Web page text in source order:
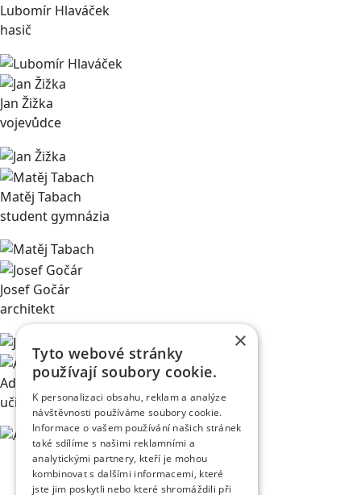
Lubomír Hlaváček
hasič
Jan Žižka
vojevůdce
Matěj Tabach
student gymnázia
Josef Gočár
architekt
Adéla Černíková
učitelka na ZUŠ
×
Tyto webové stránky
používají soubory cookie.
K personalizaci obsahu, reklam a analýze
návštěvnosti používáme soubory cookie.
Informace o vašem používání našich stránek
také sdílíme s našimi reklamními a
analytickými partnery, kteří je mohou
kombinovat s dalšími informacemi, které
jste jim poskytli nebo které shromáždili při